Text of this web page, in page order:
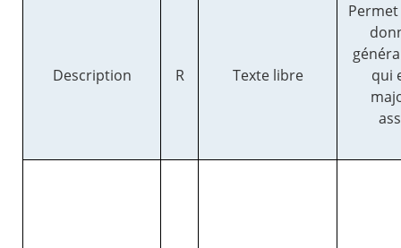
Description R Texte libre
qui